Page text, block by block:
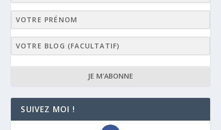
JE M'ABONNE
SUIVEZ MOI !